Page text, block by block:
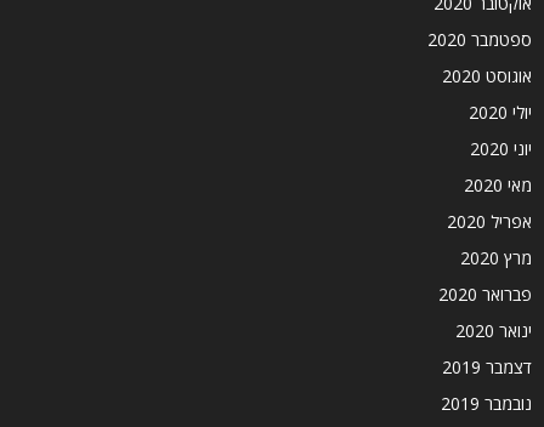
ספטמבר 2020
אוגוסט 2020
יולי 2020
יוני 2020
מאי 2020
אפריל 2020
מרץ 2020
פברואר 2020
ינואר 2020
דצמבר 2019
נובמבר 2019